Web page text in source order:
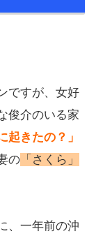
ですが、女好
俊介のいる家
起きたの？」
の 「さくら」
、一年前の沖